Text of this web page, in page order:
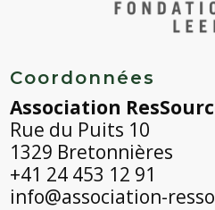
Coordonnées
Association
Rue du Puits 10
1329 Bretonnières
+41 24 453 12 91
info@association-